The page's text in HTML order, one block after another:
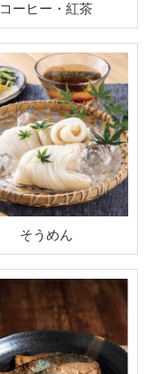
コーヒー・紅茶
そうめん